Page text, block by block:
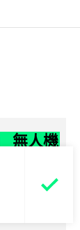
無人機
秒後被炸
平民進行